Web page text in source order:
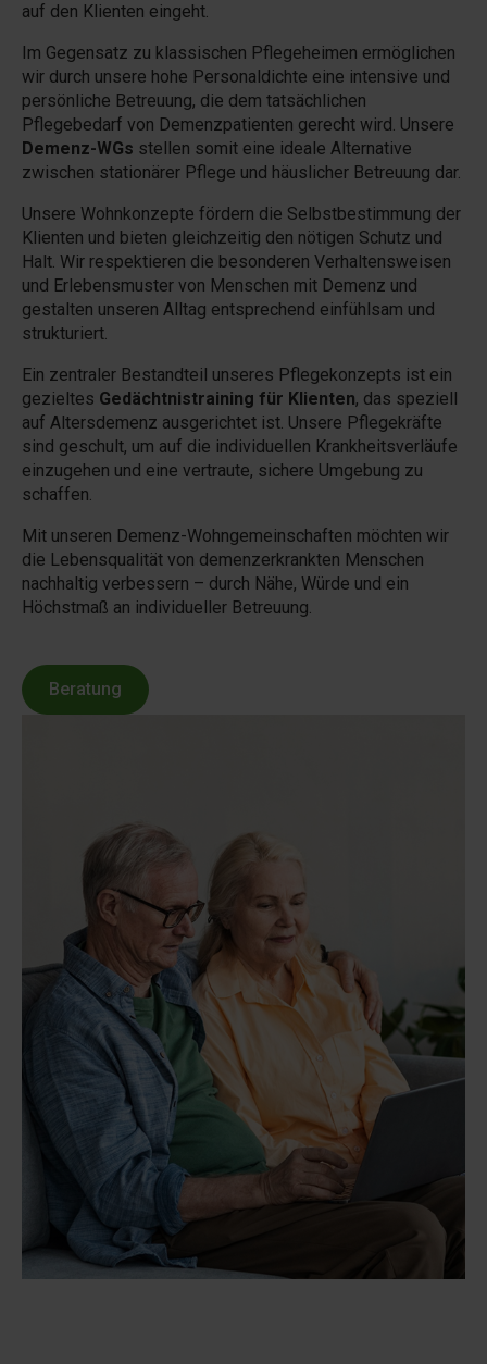
auf den Klienten eingeht.
Im Gegensatz zu klassischen Pflegeheimen ermöglichen
wir durch unsere hohe Personaldichte eine intensive und
persönliche Betreuung, die dem tatsächlichen
Pflegebedarf von Demenzpatienten gerecht wird. Unsere
Demenz-WGs stellen somit eine ideale Alternative
zwischen stationärer Pflege und häuslicher Betreuung dar.
Unsere Wohnkonzepte fördern die Selbstbestimmung der
Klienten und bieten gleichzeitig den nötigen Schutz und
Halt. Wir respektieren die besonderen Verhaltensweisen
und Erlebensmuster von Menschen mit Demenz und
gestalten unseren Alltag entsprechend einfühlsam und
strukturiert.
Ein zentraler Bestandteil unseres Pflegekonzepts ist ein
gezieltes Gedächtnistraining für Klienten, das speziell
auf Altersdemenz ausgerichtet ist. Unsere Pflegekräfte
sind geschult, um auf die individuellen Krankheitsverläufe
einzugehen und eine vertraute, sichere Umgebung zu
schaffen.
Mit unseren Demenz-Wohngemeinschaften möchten wir
die Lebensqualität von demenzerkrankten Menschen
nachhaltig verbessern – durch Nähe, Würde und ein
Höchstmaß an individueller Betreuung.
Beratung